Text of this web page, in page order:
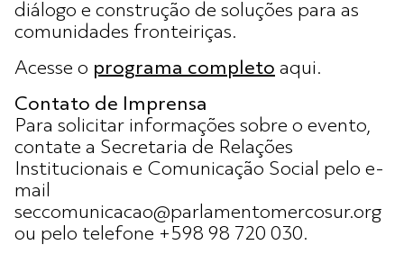
diálogo e construção de soluções para as
comunidades fronteiriças.
Acesse o programa completo aqui.
Contato de Imprensa
Para solicitar informações sobre o evento,
contate a Secretaria de Relações
Institucionais e Comunicação Social pelo e-
mail
seccomunicacao@parlamentomercosur.org
ou pelo telefone +598 98 720 030.